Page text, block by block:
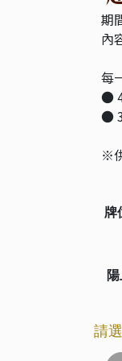
期
內
每
●
●
※
牌
請